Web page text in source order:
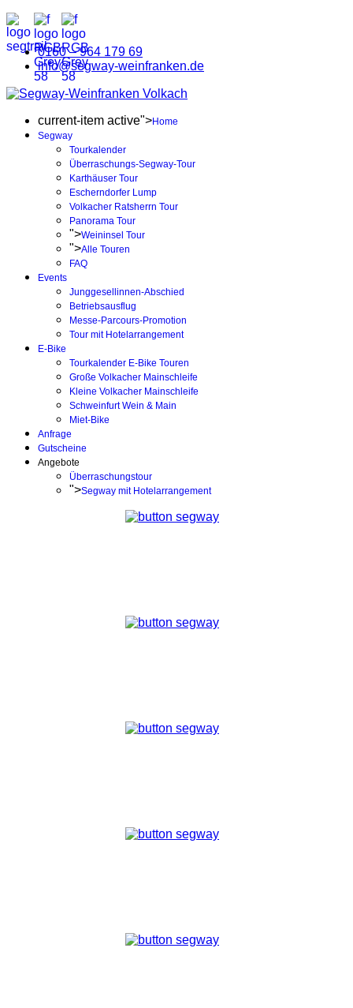
0160 – 964 179 69
info@segway-weinfranken.de
current-item active">Home
Segway
Tourkalender
Überraschungs-Segway-Tour
Karthäuser Tour
Escherndorfer Lump
Volkacher Ratsherrn Tour
Panorama Tour
">Weininsel Tour
">Alle Touren
FAQ
Events
Junggesellinnen-Abschied
Betriebsausflug
Messe-Parcours-Promotion
Tour mit Hotelarrangement
E-Bike
Tourkalender E-Bike Touren
Große Volkacher Mainschleife
Kleine Volkacher Mainschleife
Schweinfurt Wein & Main
Miet-Bike
Anfrage
Gutscheine
Angebote
Überraschungstour
">Segway mit Hotelarrangement